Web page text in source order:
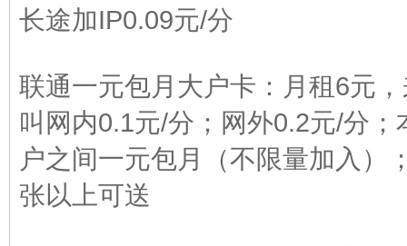
长途加IP0.09元/分
联通一元包月大户卡：月租6元
叫网内0.1元/分；网外0.2元/分
户之间一元包月（不限量加入）
张以上可送